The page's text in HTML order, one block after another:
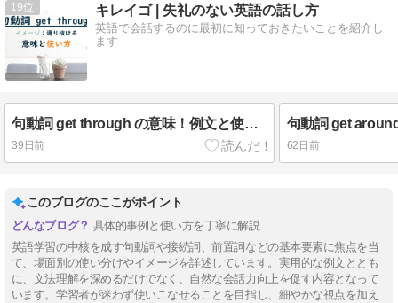
19 キレイゴ | 失礼のない英語の話し方
英語で会話するのに最初に知っておきたいことを紹介し
ます
句動詞 get through の意味！例文と使い方を解説します
39日前 62日前
このブログのここがポイント
具体的事例と使い方を丁寧に解説
英語学習の中核を成す句動詞や接続詞、前置詞などの基本要素に焦点を当
て、場面別の使い分けやイメージを詳述しています。実用的な例文ととも
に、文法理解を深めるだけでなく、自然な会話力向上を促す内容となって
います。学習者が迷わず使いこなせることを目指し、細やかな視点を加え